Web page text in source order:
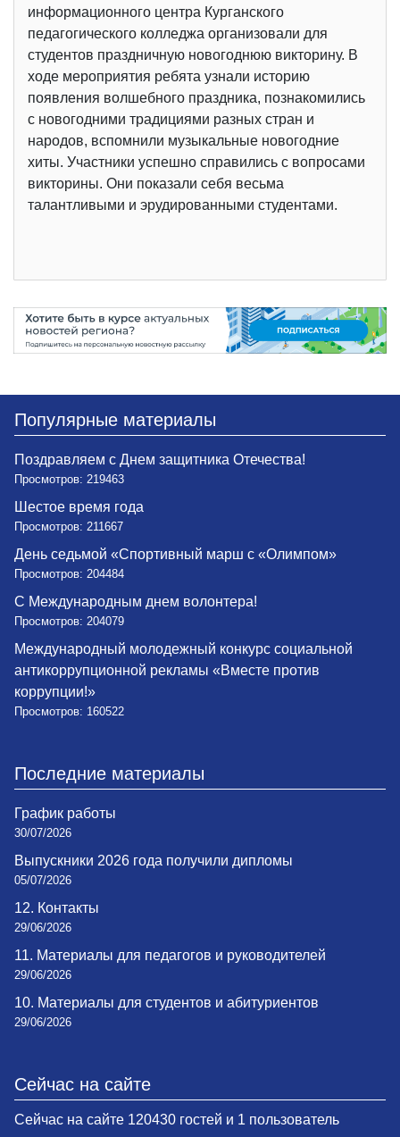
информационного центра Курганского
педагогического колледжа организовали для
студентов праздничную новогоднюю викторину. В
ходе мероприятия ребята узнали историю
появления волшебного праздника, познакомились
с новогодними традициями разных стран и
народов, вспомнили музыкальные новогодние
хиты. Участники успешно справились с вопросами
викторины. Они показали себя весьма
талантливыми и эрудированными студентами.
Популярные материалы
Поздравляем с Днем защитника Отечества!
Просмотров: 219463
Шестое время года
Просмотров: 211667
День седьмой «Спортивный марш с «Олимпом»
Просмотров: 204484
С Международным днем волонтера!
Просмотров: 204079
Международный молодежный конкурс социальной
антикоррупционной рекламы «Вместе против
коррупции!»
Просмотров: 160522
Последние материалы
График работы
30/07/2026
Выпускники 2026 года получили дипломы
05/07/2026
12. Контакты
29/06/2026
11. Материалы для педагогов и руководителей
29/06/2026
10. Материалы для студентов и абитуриентов
29/06/2026
Сейчас на сайте
Сейчас на сайте 120430 гостей и 1 пользователь